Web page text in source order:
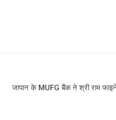
जापान के MUFG बैंक ने श्री राम